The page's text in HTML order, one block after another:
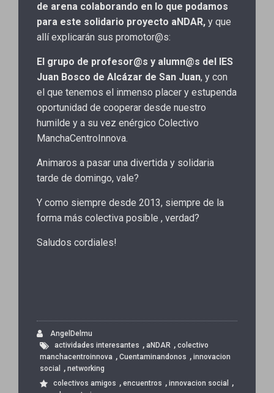
de arena colaborando en lo que podamos
para este solidario proyecto aNDAR, y que
allí explicarán sus promotor@s:
El grupo de profesor@s y alumn@s del IES
Juan Bosco de Alcázar de San Juan, y con
el que tenemos el inmenso placer y estupenda
oportunidad de cooperar desde nuestro
humilde y a su vez enérgico Colectivo
ManchaCentroInnova.
Animaros a pasar una divertida y solidaria
tarde de domingo, vale?
Y como siempre desde 2013, siempre de la
forma más colectiva posible , verdad?
Saludos cordiales!
AngelDelmu
actividades interesantes , aNDAR , colectivo
manchacentroinnova , Cuentaminandonos , innovacion
social
, networking
colectivos amigos , encuentros , innovacion social ,